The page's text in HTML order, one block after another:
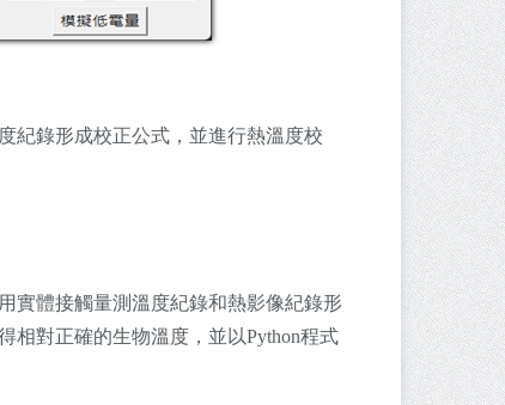
紀錄形成校正公式，並進行熱溫度校
實體接觸量測溫度紀錄和熱影像紀錄形
相對正確的生物溫度，並以Python程式